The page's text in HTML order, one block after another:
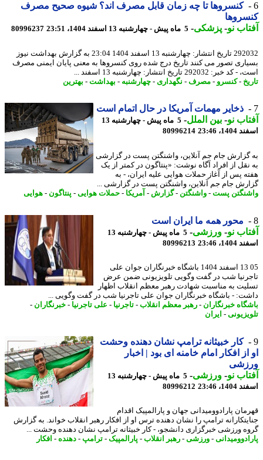
کنسروها تا چه زمان قابل مصرف اند؟ شیوه صحیح مصرف
نو- پزشکی-5 ماه پیش - چهارشنبه 13 اسفند 1404، 23:51 80996237
292032 تاریخ انتشار: چهارشنبه 13 اسفند 1404 23:04 به گزارش بهداشت نیوز
تصور می کنند تاریخ درج شده روی کنسروها به معنی پایان ایمنی مصرف
292032 تاریخ انتشار: چهارشنبه 13 اسفند ...
- کنسرو-مصرف- نگهداری- چهارشنبه-بهداشت -بهترین
ذخایر مهمات آمریکا در حال اتمام است
نو- بین الملل-
5 ماه پیش - چهارشنبه 13
23:46
80996214
جام جم آنلاین، واشنگتن پست در گزارشی
از افراد آگاه نوشت: «پنتاگون در کمتر از یک
پس از آغاز حملات هوایی علیه ایران، - به
جام جم آنلاین، واشنگتن پست در گزارشی ...
پست-واشنگتن-گزارش -آمریکا- حملات هوایی- پنتاگون-هوایی
محور همه ما ایران است
نو- ورزشی-
5 ماه پیش - چهارشنبه 13
23:46
80996213
05 13 اسفند 1404 باشگاه خبرنگاران جوان علی
شب در گفت وگویی تلویزیونی ضمن عرض
به مناسبت شهادت رهبر معظم انقلاب اظهار
- باشگاه خبرنگاران جوان علی تاجرنیا شب در گفت وگویی ...
خبرنگاران- رهبر معظم انقلاب-تاجرنیا- علی تاجرنیا- خبرنگاران-
-ایران
کار خبیثانه ترامپ نشان دهنده وحشت
افکار امام خامنه ای بود | اخبار
نو- ورزشی-
5 ماه پیش - چهارشنبه 13
23:46
80996212
پارادوومیدانی جهان و پارالمپیک اقدام
ترامپ را نشان دهنده ترس او از افکار رهبر انقلاب خواند. به گزارش
ورزشی خبرگزاری دانشجو، - کار خبیثانه ترامپ نشان دهنده وحشت ...
- ورزشی -رهبر انقلاب-پارالمپیک-ترامپ -دهنده-افکار